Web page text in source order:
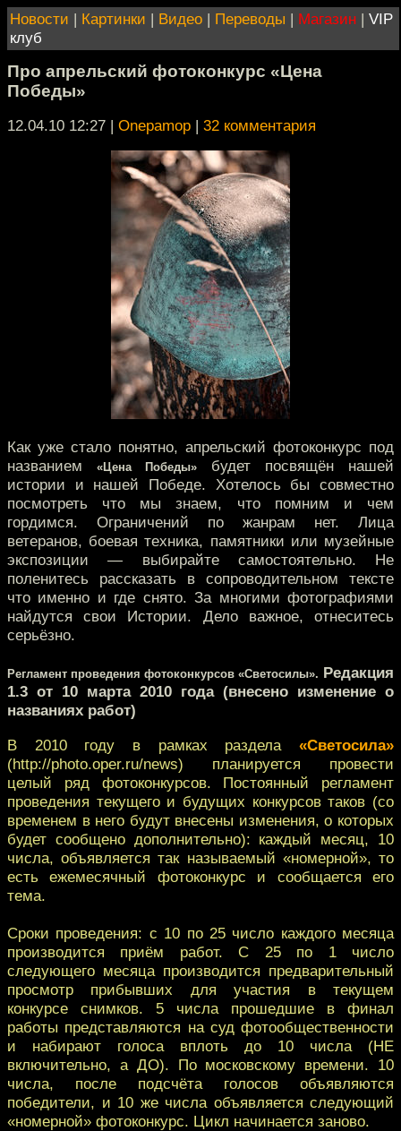
Новости | Картинки | Видео | Переводы | Магазин | VIP
клуб
Про апрельский фотоконкурс «Цена
Победы»
12.04.10 12:27 | Onepamop | 32 комментария
Как уже стало понятно, апрельский фотоконкурс под
названием
«Цена Победы»
будет посвящён нашей
истории и нашей Победе. Хотелось бы совместно
посмотреть что мы знаем, что помним и чем
гордимся. Ограничений по жанрам нет. Лица
ветеранов, боевая техника, памятники или музейные
экспозиции — выбирайте самостоятельно. Не
поленитесь рассказать в сопроводительном тексте
что именно и где снято. За многими фотографиями
найдутся свои Истории. Дело важное, отнеситесь
серьёзно.
Регламент проведения фотоконкурсов «Светосилы». Редакция
1.3 от 10 марта 2010 года (внесено изменение о
названиях работ)
В 2010 году в рамках раздела «Светосила»
(http://photo.oper.ru/news) планируется провести
целый ряд фотоконкурсов. Постоянный регламент
проведения текущего и будущих конкурсов таков (со
временем в него будут внесены изменения, о которых
будет сообщено дополнительно): каждый месяц, 10
числа, объявляется так называемый «номерной», то
есть ежемесячный фотоконкурс и сообщается его
тема.
Сроки проведения: с 10 по 25 число каждого месяца
производится приём работ. С 25 по 1 число
следующего месяца производится предварительный
просмотр прибывших для участия в текущем
конкурсе снимков. 5 числа прошедшие в финал
работы представляются на суд фотообщественности
и набирают голоса вплоть до 10 числа (НЕ
включительно, а ДО). По московскому времени. 10
числа, после подсчёта голосов объявляются
победители, и 10 же числа объявляется следующий
«номерной» фотоконкурс. Цикл начинается заново.